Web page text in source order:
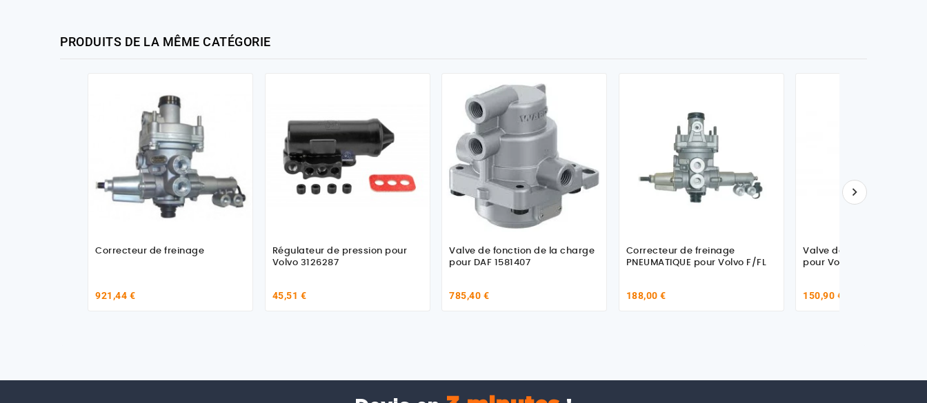
PRODUITS DE LA MÊME CATÉGORIE
Correcteur de freinage
921,44 €
Régulateur de pression pour
Volvo 3126287
45,51 €
Valve de fonction de la charge
pour DAF 1581407
785,40 €
Correcteur de freinage
PNEUMATIQUE pour Volvo F/FL
188,00 €
Valve de fonction de la
150,90 €
